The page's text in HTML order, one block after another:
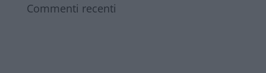
Commenti recenti